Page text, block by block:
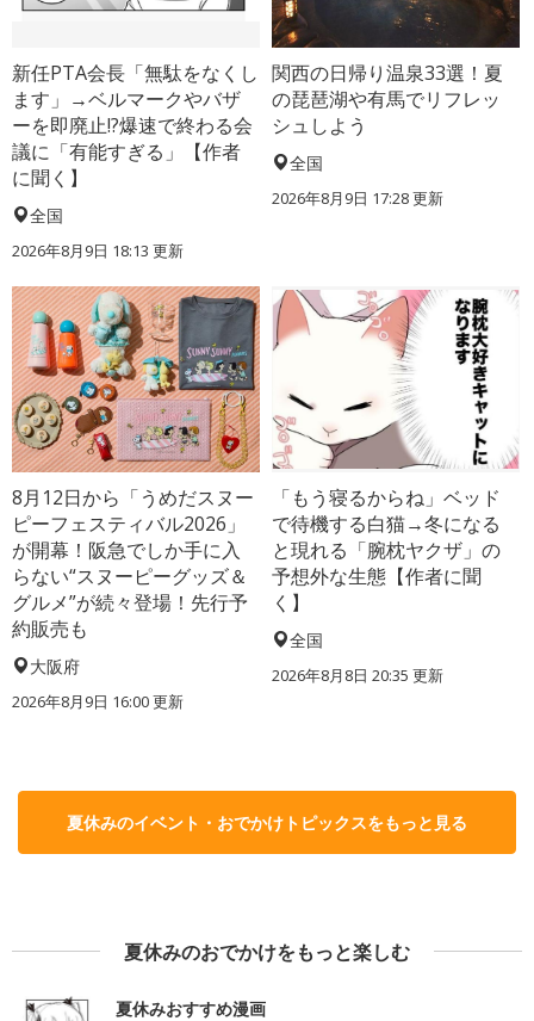
新任PTA会長「無駄をなくし
ます」→ベルマークやバザ
ーを即廃止!?爆速で終わる会
議に「有能すぎる」【作者
に聞く】
全国
2026年8月9日 18:13 更新
関西の日帰り温泉33選！夏
の琵琶湖や有馬でリフレッ
シュしよう
全国
2026年8月9日 17:28更新
8月12日から「うめだスヌー
ピーフェスティバル2026」
が開幕！阪急でしか手に入
らない“スヌーピーグッズ＆
グルメ”が続々登場！先行予
約販売も
大阪府
2026年8月9日 16:00更新
「もう寝るからね」ベッド
で待機する白猫→冬になる
と現れる「腕枕ヤクザ」の
予想外な生態【作者に聞
く】
全国
2026年8月8日 20:35 更新
夏休みのイベント・おでかけトピックスをもっと見る
夏休みのおでかけをもっと楽しむ
夏休みおすすめ漫画